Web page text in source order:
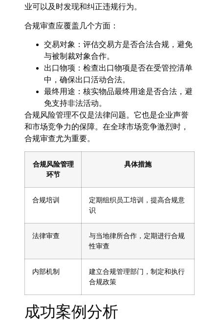
业可以及时发现和纠正违规行为。
合规审查应覆盖几个方面：
交易对象： 评估交易方是否合法合规，避免
与被制裁对象合作。
出口物项： 检查出口物项是否在受管控清单
中，确保出口活动合法。
最终用途： 核实物品最终用途是否合法，避
免支持非法活动。
合规风险管理不仅是法律问题。它也是企业声誉
和市场竞争力的保障。在全球市场竞争激烈时，
合规审查尤为重要。
合规风险管理
环节
具体措施
合规培训
定期组织员工培训，提高合规意
识
法律审查
与当地律所合作，定期进行合规
性审查
内部机制
建立合规管理部门，制定和执行
合规政策
成功案例分析